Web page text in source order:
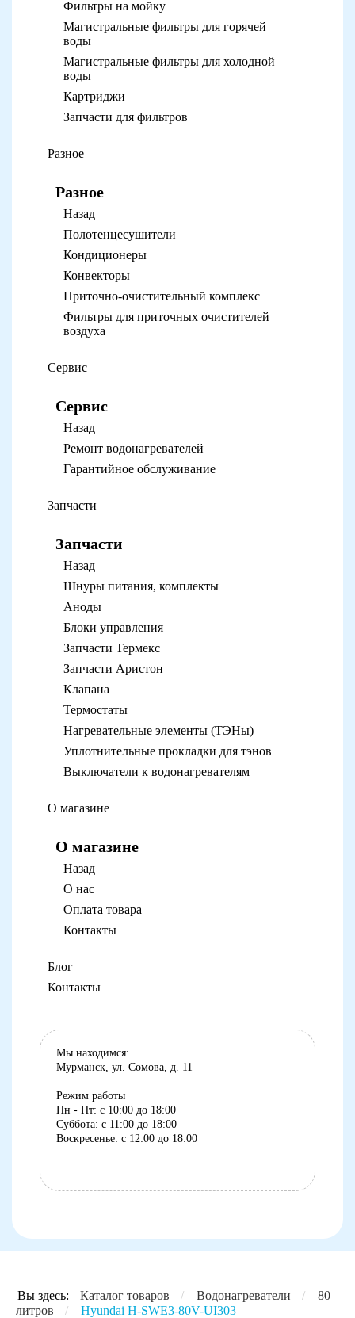
Фильтры на мойку
Магистральные фильтры для горячей
воды
Магистральные фильтры для холодной
воды
Картриджи
Запчасти для фильтров
Разное
Разное
Назад
Полотенцесушители
Кондиционеры
Конвекторы
Приточно-очистительный комплекс
Фильтры для приточных очистителей
воздуха
Сервис
Сервис
Назад
Ремонт водонагревателей
Гарантийное обслуживание
Запчасти
Запчасти
Назад
Шнуры питания, комплекты
Аноды
Блоки управления
Запчасти Термекс
Запчасти Аристон
Клапана
Термостаты
Нагревательные элементы (ТЭНы)
Уплотнительные прокладки для тэнов
Выключатели к водонагревателям
О магазине
О магазине
Назад
О нас
Оплата товара
Контакты
Блог
Контакты
Мы находимся:
Мурманск, ул. Сомова, д. 11
Режим работы
Пн - Пт: с 10:00 до 18:00
Суббота: с 11:00 до 18:00
Воскресенье: с 12:00 до 18:00
Вы здесь: Каталог товаров / Водонагреватели /
80
литров
/ Hyundai H-SWE3-80V-UI303